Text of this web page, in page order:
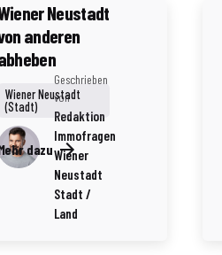
Geschrieben
von
Redaktion
Immofragen
Wiener
Neustadt
Stadt /
Land
Neustadt
anderen
Wiener Neustadt
(Stadt)
dazu